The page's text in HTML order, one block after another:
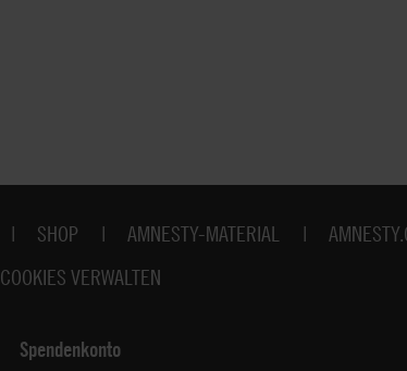
SHOP AMNESTY-MATERIAL
COOKIES VERWALTEN
Spendenkonto